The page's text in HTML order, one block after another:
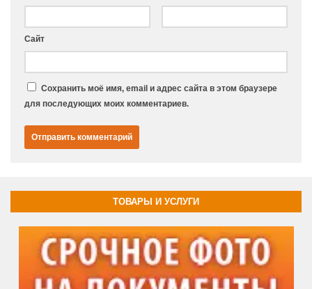
Сайт
Сохранить моё имя, email и адрес сайта в этом браузере
для последующих моих комментариев.
ТОВАРЫ И УСЛУГИ